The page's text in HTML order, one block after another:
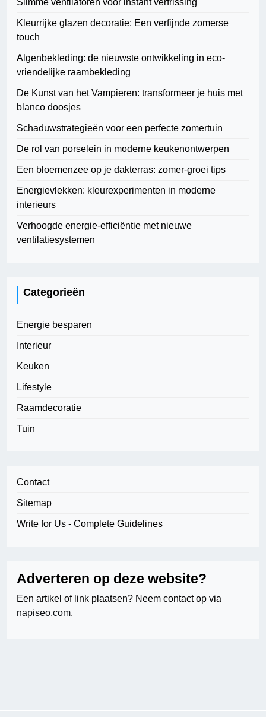
Slimme ventilatoren voor instant verfrissing
Kleurrijke glazen decoratie: Een verfijnde zomerse
touch
Algenbekleding: de nieuwste ontwikkeling in eco-
vriendelijke raambekleding
De Kunst van het Vampieren: transformeer je huis met
blanco doosjes
Schaduwstrategieën voor een perfecte zomertuin
De rol van porselein in moderne keukenontwerpen
Een bloemenzee op je dakterras: zomer-groei tips
Energievlekken: kleurexperimenten in moderne
interieurs
Verhoogde energie-efficiëntie met nieuwe
ventilatiesystemen
Categorieën
Energie besparen
Interieur
Keuken
Lifestyle
Raamdecoratie
Tuin
Contact
Sitemap
Write for Us - Complete Guidelines
Adverteren op deze website?
Een artikel of link plaatsen? Neem contact op via
napiseo.com.